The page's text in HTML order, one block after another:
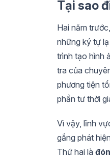
Tại sao
Hai năm
những ký tự
trình tạo hình
tra của
phương tiện
phần tư thời
Vì vậy, lĩnh
gắng phát
Thứ hai là